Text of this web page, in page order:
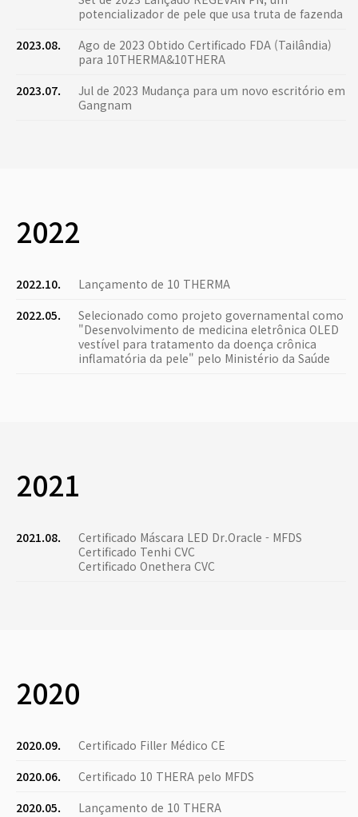
potencializador de pele que usa truta de fazenda
2023.08.
Ago de 2023 Obtido Certificado FDA (Tailândia)
para 10THERMA&10THERA
2023.07.
Jul de 2023 Mudança para um novo escritório em
Gangnam
2022
2022.10.
Lançamento de 10 THERMA
2022.05.
Selecionado como projeto governamental como
"Desenvolvimento de medicina eletrônica OLED
vestível para tratamento da doença crônica
inflamatória da pele" pelo Ministério da Saúde
2021
2021.08.
Certificado Máscara LED Dr.Oracle - MFDS
Certificado Tenhi CVC
Certificado Onethera CVC
2020
2020.09.
Certificado Filler Médico CE
2020.06.
Certificado 10 THERA pelo MFDS
2020.05.
Lançamento de 10 THERA